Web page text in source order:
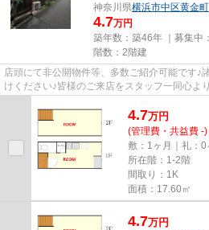
神奈川県横浜市中区黄金町
4.7万円
築年数：築46年 ｜募集中：
階数：2階建
店頭にて非公開物件等、多数ご紹介可能です♪
けください♪皆様のご来店をスタッフ一同心よ
4.7万円
(管理費・共益費 -)
敷：1ヶ月｜礼：0
所在階：1-2階
間取り：1K
面積：17.60㎡
4.7万円